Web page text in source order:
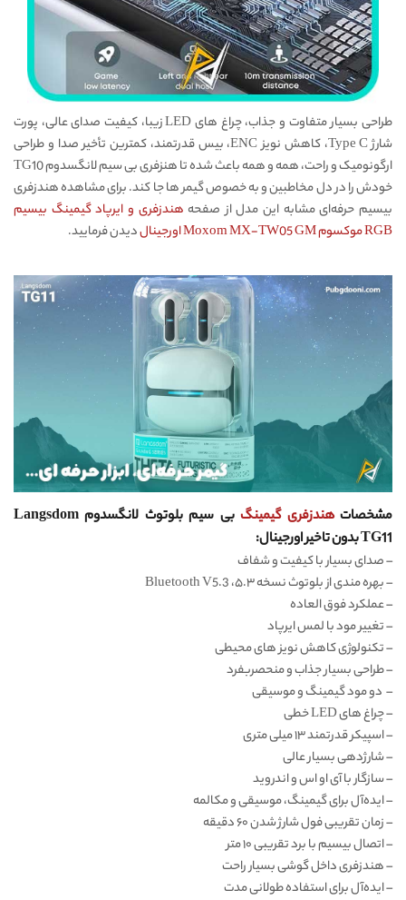
طراحی بسیار متفاوت و جذاب، چراغ های LED زیبا، کیفیت صدای عالی، پورت
شارژ Type C، کاهش نویز ENC، بیس قدرتمند، کمترین تأخیر صدا و طراحی
ارگونومیک و راحت، همه و همه باعث شده تا هنزفری بی سیم لانگسدوم TG10
خودش را در دل مخاطبین و به خصوص گیمر ها جا کند. برای مشاهده هندزفری
بیسیم حرفه‌ای مشابه این مدل از صفحه هندزفری و ایرپاد گیمینگ بیسیم
RGB موکسوم Moxom MX-TW05 GM اورجینال
دیدن فرمایید.
مشخصاتهندزفری گیمینگ
بی سیم بلوتوث لانگسدوم Langsdom
TG11 بدون تاخیر اورجینال:
– صدای بسیار با کیفیت و شفاف
– بهره مندی از بلوتوث نسخه ۵.۳، Bluetooth V5.3
– عملکرد فوق العاده
– تغییر مود با لمس ایرپاد
– تکنولوژی کاهش نویز های محیطی
– طراحی بسیار جذاب و منحصربفرد
– دو مود گیمینگ و موسیقی
– چراغ های LED خطی
– اسپیکر قدرتمند ۱۳ میلی متری
– شارژدهی بسیار عالی
– سازگار با آی او اس و اندروید
– ایده‌‌آل برای گیمینگ، موسیقی و مکالمه
– زمان تقریبی فول شارژ شدن ۶۰ دقیقه
– اتصال بیسیم با برد تقریبی ۱۰ متر
– هندزفری داخل گوشی بسیار راحت
– ایده‌‌آل برای استفاده طولانی مدت